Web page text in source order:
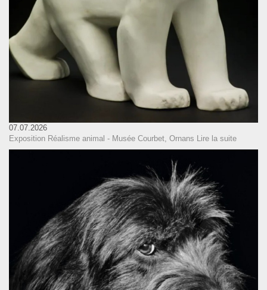
07.07.2026
Exposition Réalisme animal - Musée Courbet, Ornans
Lire la suite